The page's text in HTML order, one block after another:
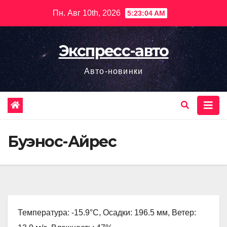
содержимому
Пн. Авг 10th, 2026 5:23:05 AM
Экспресс-авто
Авто-новинки
Буэнос-Айрес
Температура: -15.9°C, Осадки: 196.5 мм, Ветер: